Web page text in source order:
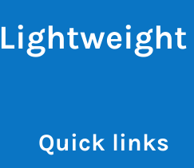
Quick links